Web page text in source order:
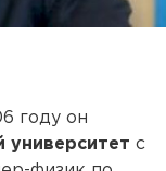
году он
университет с